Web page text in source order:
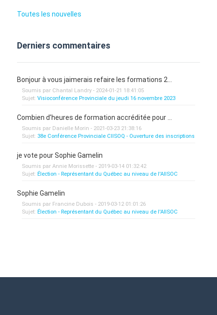
Toutes les nouvelles
Derniers commentaires
Bonjour à vous jaimerais refaire les formations 2...
Soumis par Chantal Landry - 2024-01-21 18:41:05
Sujet: Visioconférence Provinciale du jeudi 16 novembre 2023
Combien d’heures de formation accréditée pour ...
Soumis par Danielle Morin - 2021-03-23 21:38:16
Sujet: 38e Conférence Provinciale CIISOQ - Ouverture des inscriptions
je vote pour Sophie Gamelin
Soumis par Annie Morissette - 2019-03-14 01:32:42
Sujet: Élection - Représentant du Québec au niveau de l'AIISOC
Sophie Gamelin
Soumis par Francine Dubois - 2019-03-12 01:01:26
Sujet: Élection - Représentant du Québec au niveau de l'AIISOC